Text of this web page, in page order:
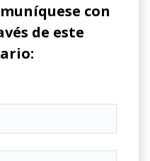
con
de este